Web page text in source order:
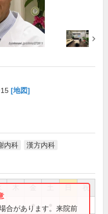
[地図]
内科 漢方内科
祝
●
合があります。来院前